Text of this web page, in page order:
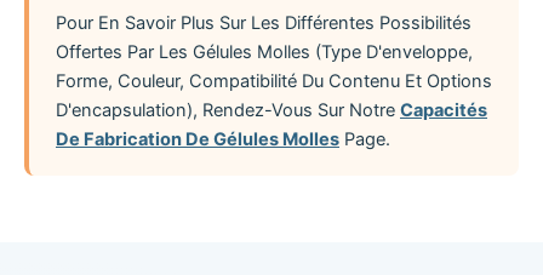
Pour En Savoir Plus Sur Les Différentes Possibilités
Offertes Par Les Gélules Molles (type D'enveloppe,
Forme, Couleur, Compatibilité Du Contenu Et Options
D'encapsulation), Rendez-Vous Sur Notre Capacités
De Fabrication De Gélules Molles Page.